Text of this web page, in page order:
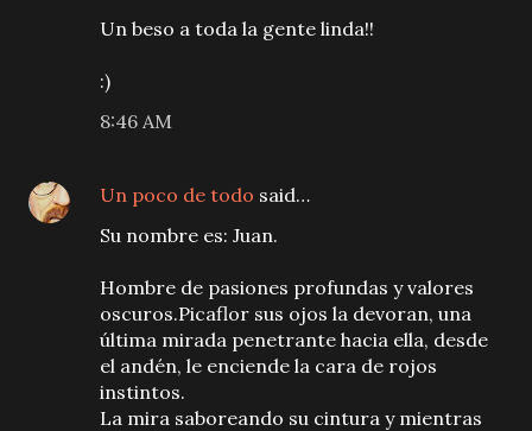
Un beso a toda la gente linda!!
:)
8:46 AM
Un poco de todo said…
Su nombre es: Juan.
Hombre de pasiones profundas y valores
oscuros.Picaflor sus ojos la devoran, una
última mirada penetrante hacia ella, desde
el andén, le enciende la cara de rojos
instintos.
La mira saboreando su cintura y mientras